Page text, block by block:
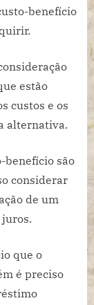
benefício
estão
custos e os
alternativa.
benefício são
considerar
de um
que o
é preciso